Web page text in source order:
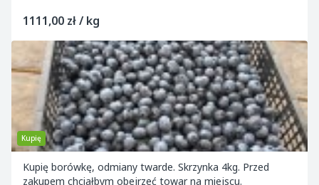
1111,00 zł / kg
Kupię
Kupię borówkę, odmiany twarde. Skrzynka 4kg. Przed
zakupem chciałbym obejrzeć towar na miejscu.